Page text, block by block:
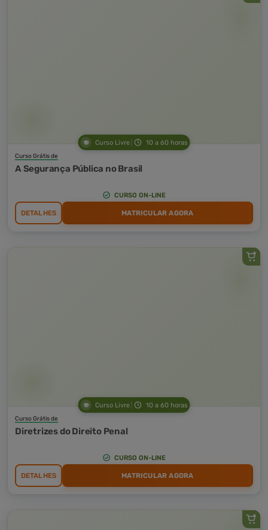
Curso Livre 10 a 60 horas
Curso Grátis de
A Segurança Pública no Brasil
CURSO ON-LINE
DETALHES MATRICULAR AGORA
Curso Livre 10 a 60 horas
Curso Grátis de
Diretrizes do Direito Penal
CURSO ON-LINE
DETALHES MATRICULAR AGORA